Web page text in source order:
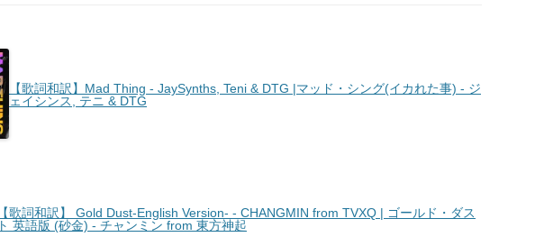
【歌詞和訳】Mad Thing - ​JaySynths, Teni & DTG |マッド・シング(イカれた事) - ジ
ェイシンス, テニ & DTG
【歌詞和訳】 Gold Dust-English Version- - CHANGMIN from TVXQ | ゴールド・ダス
ト 英語版 (砂金) - チャンミン from 東方神起